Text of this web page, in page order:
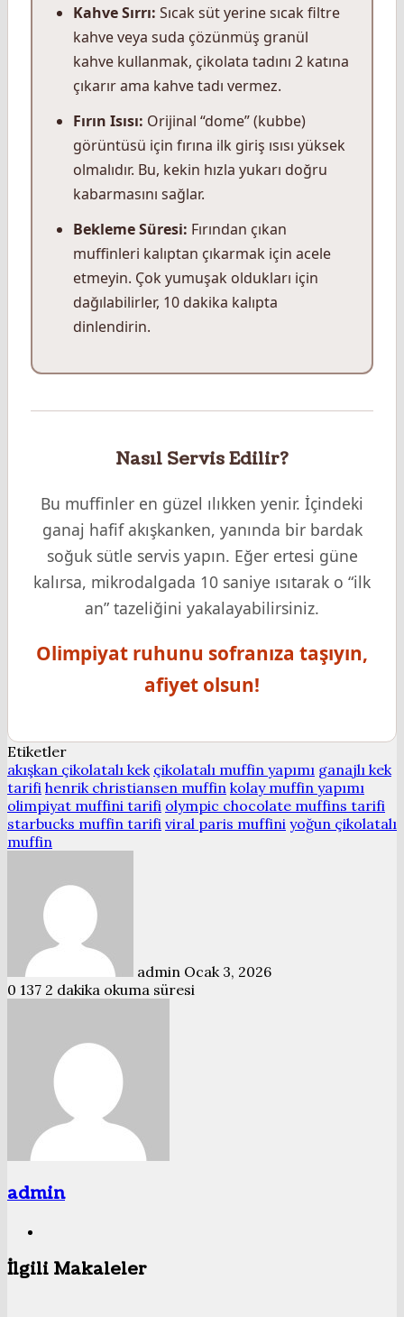
Kahve Sırrı: Sıcak süt yerine sıcak filtre
kahve veya suda çözünmüş granül
kahve kullanmak, çikolata tadını 2 katına
çıkarır ama kahve tadı vermez.
Fırın Isısı: Orijinal “dome” (kubbe)
görüntüsü için fırına ilk giriş ısısı yüksek
olmalıdır. Bu, kekin hızla yukarı doğru
kabarmasını sağlar.
Bekleme Süresi: Fırından çıkan
muffinleri kalıptan çıkarmak için acele
etmeyin. Çok yumuşak oldukları için
dağılabilirler, 10 dakika kalıpta
dinlendirin.
Nasıl Servis Edilir?
Bu muffinler en güzel ılıkken yenir. İçindeki
ganaj hafif akışkanken, yanında bir bardak
soğuk sütle servis yapın. Eğer ertesi güne
kalırsa, mikrodalgada 10 saniye ısıtarak o “ilk
an” tazeliğini yakalayabilirsiniz.
Olimpiyat ruhunu sofranıza taşıyın,
afiyet olsun!
Etiketler
akışkan çikolatalı kek çikolatalı muffin yapımı ganajlı kek
tarifi henrik christiansen muffin kolay muffin yapımı
olimpiyat muffini tarifi olympic chocolate muffins tarifi
starbucks muffin tarifi viral paris muffini yoğun çikolatalı
muffin
admin Ocak 3, 2026
0 137 2 dakika okuma süresi
admin
İlgili Makaleler